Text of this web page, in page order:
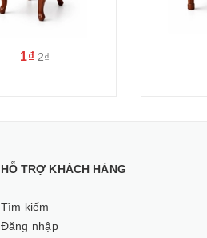
1₫ 2₫
HỖ TRỢ KHÁCH HÀNG
Tìm kiếm
Đăng nhập